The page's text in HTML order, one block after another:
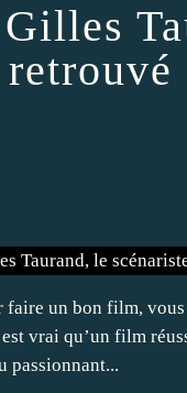
Gilles
retrouvé
faire un bon film,
vrai qu’un film
passionnant...